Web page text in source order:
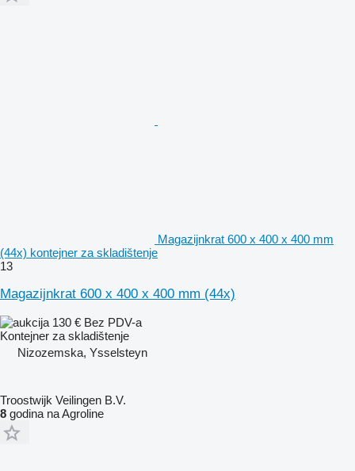
Magazijnkrat 600 x 400 x 400 mm
(44x) kontejner za skladištenje
13
Magazijnkrat 600 x 400 x 400 mm (44x)
130 € Bez PDV-a
Kontejner za skladištenje
Nizozemska, Ysselsteyn
Troostwijk Veilingen B.V.
8 godina na Agroline